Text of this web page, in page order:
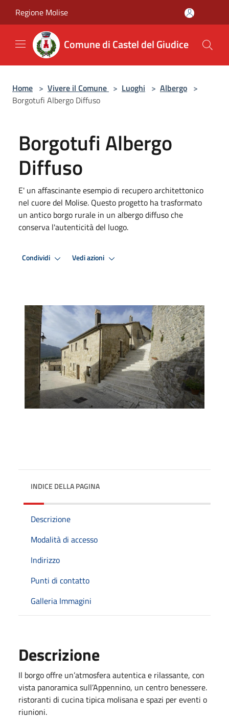
Regione Molise
Comune di Castel del Giudice
Home > Vivere il Comune > Luoghi > Albergo >
Borgotufi Albergo Diffuso
Borgotufi Albergo
Diffuso
E' un affascinante esempio di recupero architettonico
nel cuore del Molise. Questo progetto ha trasformato
un antico borgo rurale in un albergo diffuso che
conserva l'autenticità del luogo.
Condividi Vedi azioni
INDICE DELLA PAGINA
Descrizione
Modalità di accesso
Indirizzo
Punti di contatto
Galleria Immagini
Descrizione
Il borgo offre un’atmosfera autentica e rilassante, con
vista panoramica sull’Appennino, un centro benessere.
ristoranti di cucina tipica molisana e spazi per eventi o
riunioni.